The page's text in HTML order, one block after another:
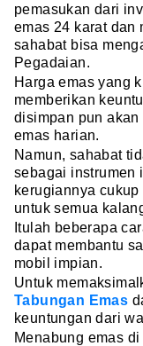
pemasukan dari
emas 24 karat dan
sahabat bisa
Pegadaian.
Harga emas yang
memberikan
disimpan pun
emas harian.
Namun, sahabat
sebagai instrumen
kerugiannya
untuk semua
Itulah beberapa
dapat membantu
mobil impian.
Untuk
Tabungan Emas
keuntungan dari
Menabung emas